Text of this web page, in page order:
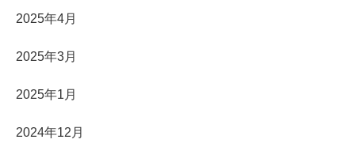
2025年4月
2025年3月
2025年1月
2024年12月